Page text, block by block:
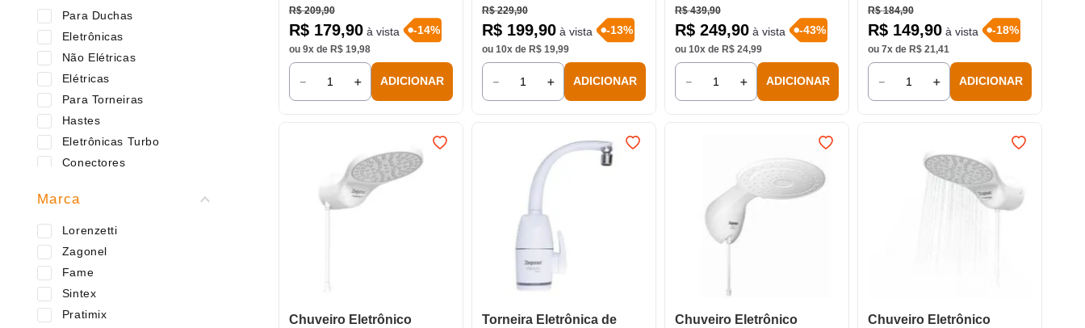
Para Duchas
Eletrônicas
Não Elétricas
Elétricas
Para Torneiras
Hastes
Eletrônicas Turbo
Conectores
Pressurizadores
Para Duchas Higiênicas
Desviadores e Suportes
Aquecedores
Diafragmas e Fusíveis
Marca
Lorenzetti
Zagonel
Fame
Sintex
Pratimix
R$ 209,90
R$ 179,90à vista -14%
ou 9x de R$ 19,98
＋
－ ADICIONAR
R$ 229,90
R$ 199,90à vista -13%
ou 10x de R$ 19,99
＋
－ ADICIONAR
R$ 439,90
R$ 249,90à vista -43%
ou 10x de R$ 24,99
＋
－ ADICIONAR
R$ 184,90
R$ 149,90à vista -18%
ou 7x de R$ 21,41
＋
－ ADICIONAR
Chuveiro Eletrônico
Torneira Eletrônica de
Chuveiro Eletrônico
Chuveiro Eletrônico